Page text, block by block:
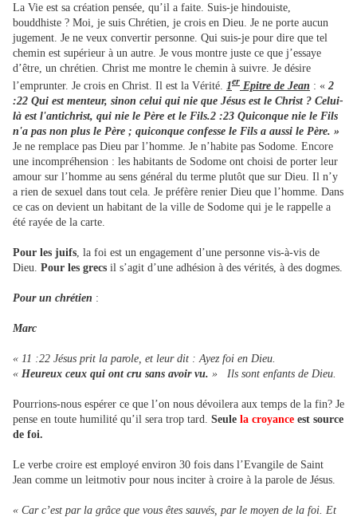
La Vie est sa création pensée, qu’il a faite. Suis-je hindouiste,
bouddhiste ? Moi, je suis Chrétien, je crois en Dieu. Je ne porte aucun
jugement. Je ne veux convertir personne. Qui suis-je pour dire que tel
chemin est supérieur à un autre. Je vous montre juste ce que j’essaye
d’être, un chrétien. Christ me montre le chemin à suivre. Je désire
l’emprunter. Je crois en Christ. Il est la Vérité. 1er Epitre de Jean : « 2
:22 Qui est menteur, sinon celui qui nie que Jésus est le Christ ? Celui-
là est l'antichrist, qui nie le Père et le Fils.2 :23 Quiconque nie le Fils
n'a pas non plus le Père ; quiconque confesse le Fils a aussi le Père. »
Je ne remplace pas Dieu par l’homme. Je n’habite pas Sodome. Encore
une incompréhension : les habitants de Sodome ont choisi de porter leur
amour sur l’homme au sens général du terme plutôt que sur Dieu. Il n’y
a rien de sexuel dans tout cela. Je préfère renier Dieu que l’homme. Dans
ce cas on devient un habitant de la ville de Sodome qui je le rappelle a
été rayée de la carte.
Pour les juifs , la foi est un engagement d’une personne vis-à-vis de
Dieu. Pour les grecs il s’agit d’une adhésion à des vérités, à des dogmes.
Pour un chrétien :
Marc
« 11 :22 Jésus prit la parole, et leur dit : Ayez foi en Dieu.
« Heureux ceux qui ont cru sans avoir vu. » Ils sont enfants de Dieu.
Pourrions-nous espérer ce que l’on nous dévoilera aux temps de la fin? Je
pense en toute humilité qu’il sera trop tard. Seule la croyance est source
de foi.
Le verbe croire est employé environ 30 fois dans l’Evangile de Saint
Jean comme un leitmotiv pour nous inciter à croire à la parole de Jésus.
« Car c’est par la grâce que vous êtes sauvés, par le moyen de la foi. Et